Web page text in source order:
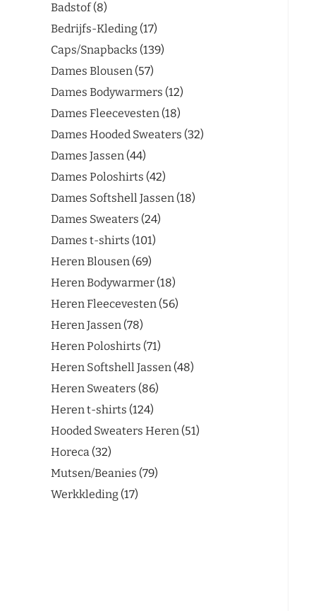
Badstof 8
Bedrijfs-Kleding 17
Caps/Snapbacks 139
Dames Blousen 57
Dames Bodywarmers 12
Dames Fleecevesten 18
Dames Hooded Sweaters 32
Dames Jassen 44
Dames Poloshirts 42
Dames Softshell Jassen 18
Dames Sweaters 24
Dames t-shirts 101
Heren Blousen 69
Heren Bodywarmer 18
Heren Fleecevesten 56
Heren Jassen 78
Heren Poloshirts 71
Heren Softshell Jassen 48
Heren Sweaters 86
Heren t-shirts 124
Hooded Sweaters Heren 51
Horeca 32
Mutsen/Beanies 79
Werkkleding 17